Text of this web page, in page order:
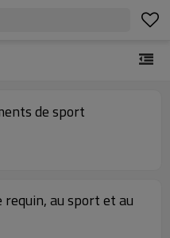
de sport
au sport et au